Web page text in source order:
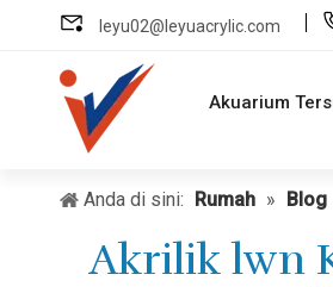
leyu02@leyuacrylic.com
Akuarium
Anda di sini: Rumah » Blog
Akrilik lwn